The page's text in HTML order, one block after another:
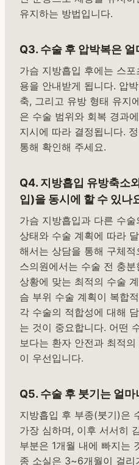
유지하는 방법입니다.
Q3. 수술 후 압박복은
가슴 지방흡입 후에는 스
용을 안내받게 됩니다. 압
축, 그리고 유방 형태 유지
은 수술 범위와 회복 경과
지시에 따라 결정됩니다.
통해 확인해 주세요.
Q4. 지방흡입 유방축소
입)을 동시에 할 수 있나
가슴 지방흡입과 다른 수
상태와 수술 계획에 따라
해서는 상담을 통해 구체
스의원에서는 수술 전 충
상황에 맞는 최적의 수술
슴 부위 수술 계획이 복합
각 수술의 적합성에 대해
는 것이 중요합니다. 어떤
보다는 환자 안전과 최적
이 우선입니다.
Q5. 수술 후 붓기는 얼
지방흡입 후 부종(붓기)은
가장 심하며, 이후 서서히
부분은 1개월 내에 빠지는
종 소실은 3~6개월이 걸리